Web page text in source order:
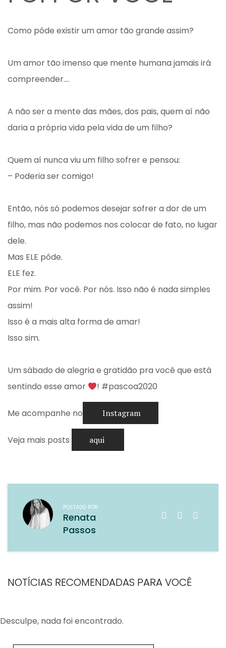
Como pôde existir um amor tão grande assim? ⁣
Um amor tão imenso que mente humana jamais irá
compreender….⁣
A não ser a mente das mães, dos pais, quem aí não
daria a própria vida pela vida de um filho? ⁣
Quem aí nunca viu um filho sofrer e pensou: ⁣
– Poderia ser comigo! ⁣
Então, nós só podemos desejar sofrer a dor de um
filho, mas não podemos nos colocar de fato, no lugar
dele. ⁣
Mas ELE pôde.⁣
ELE fez.⁣
Por mim. Por você. Por nós.⁣ Isso não é nada simples
assim! ⁣
Isso é a mais alta forma de amar! ⁣
Isso sim. ⁣
Um sábado de alegria e gratidão pra você que está
sentindo esse amor
! #pascoa2020
Me acompanhe no Instagram
Veja mais posts aqui
POSTADO POR
Renata
Passos
NOTÍCIAS RECOMENDADAS PARA VOCÊ
Desculpe, nada foi encontrado.